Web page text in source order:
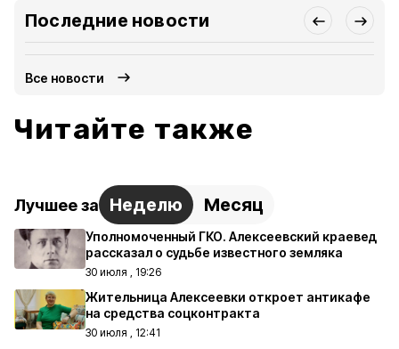
Последние новости
Все новости
Читайте также
Лучшее за Неделю Месяц
Уполномоченный ГКО. Алексеевский краевед
рассказал о судьбе известного земляка
30 июля , 19:26
Жительница Алексеевки откроет антикафе
на средства соцконтракта
30 июля , 12:41